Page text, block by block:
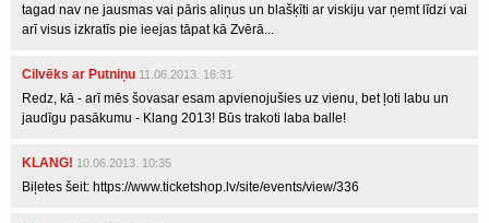
tagad nav ne jausmas vai pāris aliņus un blašķīti ar viskiju var ņemt līdzi vai
arī visus izkratīs pie ieejas tāpat kā Zvērā...
Cilvēks ar Putniņu 11.06.2013. 16:31
Redz, kā - arī mēs šovasar esam apvienojušies uz vienu, bet ļoti labu un
jaudīgu pasākumu - Klang 2013! Būs trakoti laba balle!
KLANG! 10.06.2013. 10:35
Biļetes šeit: https://www.ticketshop.lv/site/events/view/336